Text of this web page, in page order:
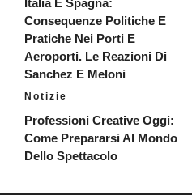
Italia E Spagna:
Consequenze Politiche E
Pratiche Nei Porti E
Aeroporti. Le Reazioni Di
Sanchez E Meloni
Notizie
Professioni Creative Oggi:
Come Prepararsi Al Mondo
Dello Spettacolo